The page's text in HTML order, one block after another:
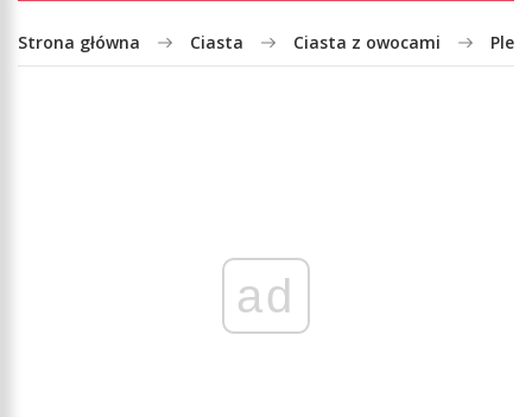
Strona główna Ciasta Ciasta z owocami
ad